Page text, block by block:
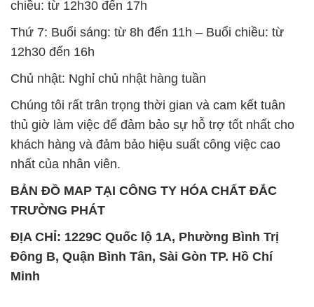
TRƯỜNG PHÁT
Đông B, Quận Bình Tân, Sài Gòn TP. Hồ Chí
Minh